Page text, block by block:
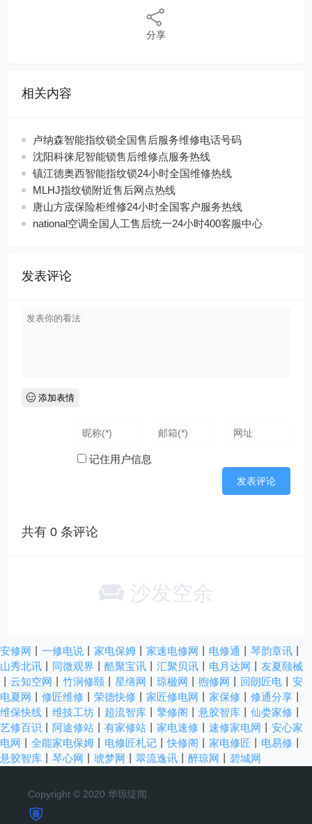
分享
相关内容
卢纳森智能指纹锁全国售后服务维修电话号码
沈阳科徕尼智能锁售后维修点服务热线
镇江德奥西智能指纹锁24小时全国维修热线
MLHJ指纹锁附近售后网点热线
唐山方宬保险柜维修24小时全国客户服务热线
national空调全国人工售后统一24小时400客服中心
发表评论
添加表情
记住用户信息
共有0 条评论
沙发空余
安修网 一修电说 家电保姆 家速电修网 电修通 琴韵章讯
山秀北讯
同微观界 酷聚宝讯 汇聚贝讯 电月达网
友夏颐械
云知空网 竹涧修颐 星缮网 琼楹网 煦修网 回朗匠电
安
电夏网
修匠维修 荣德快修 家匠修电网 家保修 修通分享
维保快线
维技工坊 超流智库 擎修阁 悬胶智库 仙娄家修
艺修百识
阿途修站 有家修站 家电速修 速修家电网
安心家
电网
全能家电保姆 电修匠札记 丨快修阁 家电修匠 电易修
悬胶智库
琴心网 琥梦网 翠流逸讯 醉琼网 碧城网
Copyright © 2020 华琼绽闻